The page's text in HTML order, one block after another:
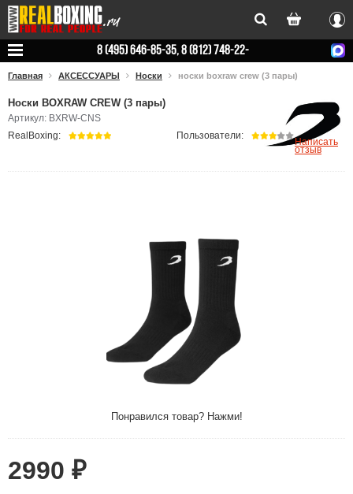
Вход
8 (495) 646-85-35, 8 (812) 748-22-
Главная АКСЕССУАРЫ Носки носки boxraw crew (3 пары)
Носки BOXRAW CREW (3 пары)
Артикул: BXRW-CNS
Понравился товар? Нажми!
RealBoxing: Пользователи:
Написать
отзыв
2990 ₽